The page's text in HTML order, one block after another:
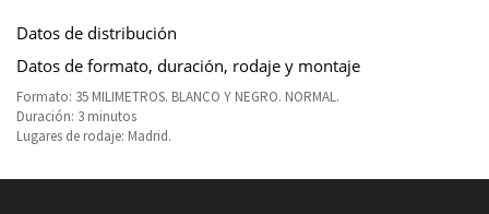
Datos de distribución
Datos de formato, duración, rodaje y montaje
Formato: 35 MILIMETROS. BLANCO Y NEGRO. NORMAL.
Duración: 3 minutos
Lugares de rodaje: Madrid.